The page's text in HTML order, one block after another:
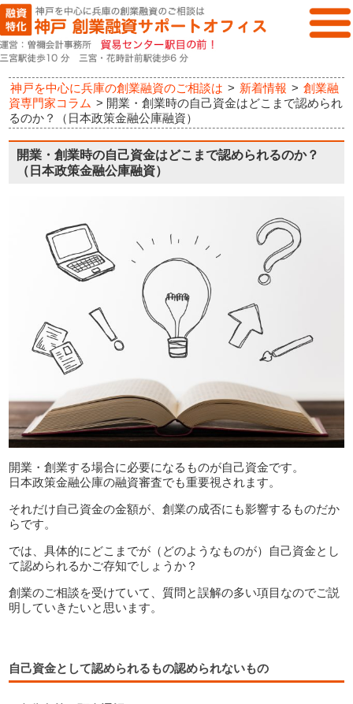
神戸を中心に兵庫の創業融資のご相談は > 新着情報 > 創業融
資専門家コラム > 開業・創業時の自己資金はどこまで認められ
るのか？（日本政策金融公庫融資）
開業・創業時の自己資金はどこまで認められるのか？
（日本政策金融公庫融資）
開業・創業する場合に必要になるものが自己資金です。
日本政策金融公庫の融資審査でも重要視されます。
それだけ自己資金の金額が、創業の成否にも影響するものだか
らです。
では、具体的にどこまでが（どのようなものが）自己資金とし
て認められるかご存知でしょうか？
創業のご相談を受けていて、質問と誤解の多い項目なのでご説
明していきたいと思います。
自己資金として認められるもの認められないもの